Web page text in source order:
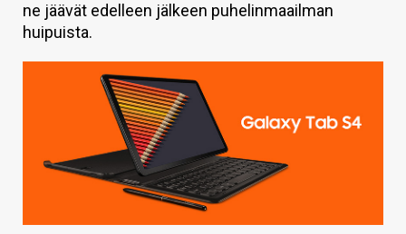
HINTA.FI
ne jäävät edelleen jälkeen puhelinmaailman
huipuista.